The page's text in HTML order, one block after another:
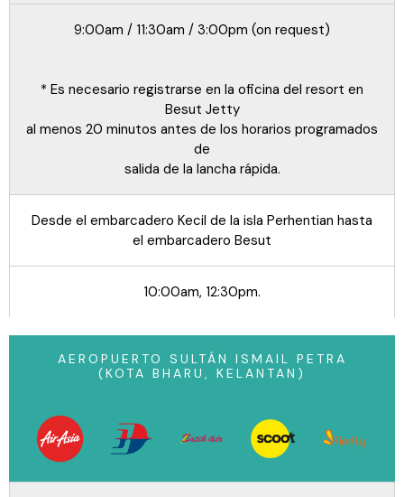
9:00am / 11:30am / 3:00pm (on request)
* Es necesario registrarse en la oficina del resort en
Besut Jetty
al menos 20 minutos antes de los horarios programados
de
salida de la lancha rápida.
Desde el embarcadero Kecil de la isla Perhentian hasta
el embarcadero Besut
10:00am, 12:30pm.
AEROPUERTO SULTÁN ISMAIL PETRA
(KOTA BHARU, KELANTAN)